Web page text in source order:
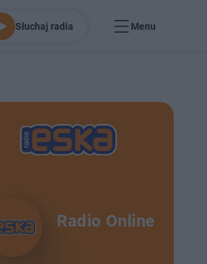
Słuchaj radia Menu
Radio Online